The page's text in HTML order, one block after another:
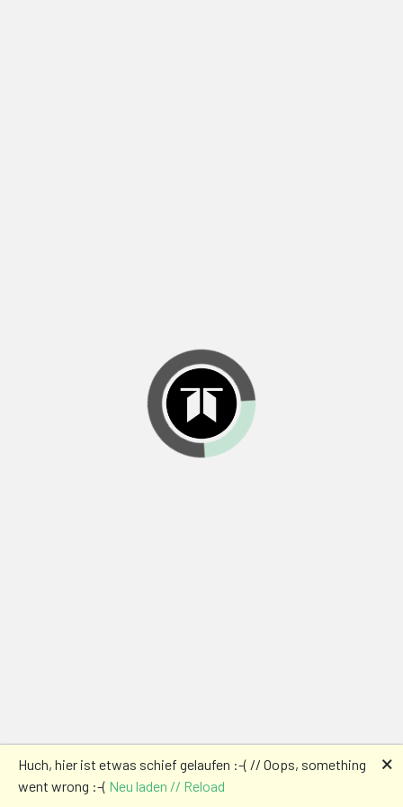
Huch, hier ist etwas schief gelaufen :-( // Oops, something
went wrong :-( Neu laden // Reload
🗙